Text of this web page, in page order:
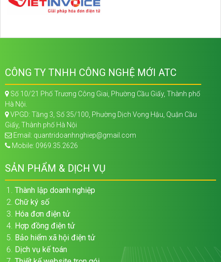
CÔNG TY TNHH CÔNG NGHỆ MỚI ATC
Số 10/21 Phố Trương Công Giai, Phường Cầu Giấy, Thành phố
Hà Nội.
VPGD: Tầng 3, Số 35/100, Phường Dịch Vọng Hậu, Quận Cầu
Giấy, Thành phố Hà Nội
Email: quantridoanhnghiep@gmail.com
Mobile: 0969.35.2626
SẢN PHẨM & DỊCH VỤ
Thành lập doanh nghiệp
Chữ ký số
Hóa đơn điện tử
Hợp đồng điện tử
Bảo hiểm xã hội điện tử
Dịch vụ kế toán